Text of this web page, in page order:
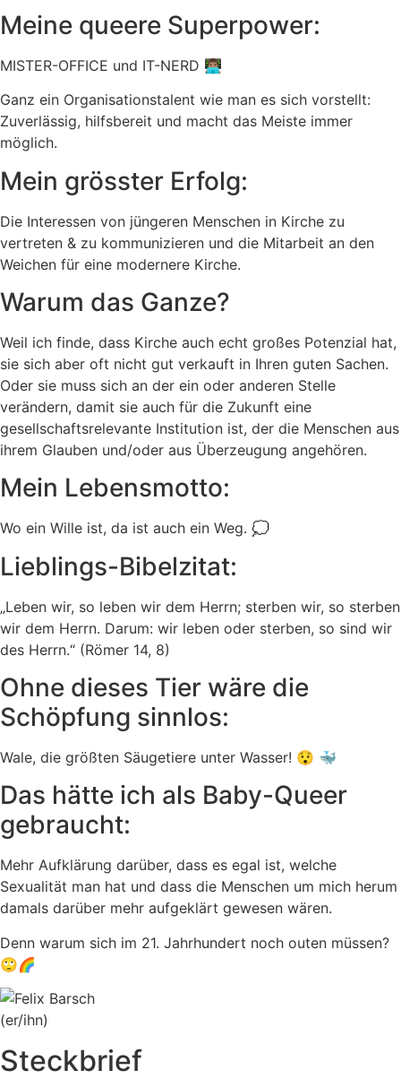
Meine queere Superpower:
MISTER-OFFICE und IT-NERD 👨🏽‍💻
Ganz ein Organisationstalent wie man es sich vorstellt:
Zuverlässig, hilfsbereit und macht das Meiste immer
möglich.
Mein grösster Erfolg:
Die Interessen von jüngeren Menschen in Kirche zu
vertreten & zu kommunizieren und die Mitarbeit an den
Weichen für eine modernere Kirche.
Warum das Ganze?
Weil ich finde, dass Kirche auch echt großes Potenzial hat,
sie sich aber oft nicht gut verkauft in Ihren guten Sachen.
Oder sie muss sich an der ein oder anderen Stelle
verändern, damit sie auch für die Zukunft eine
gesellschaftsrelevante Institution ist, der die Menschen aus
ihrem Glauben und/oder aus Überzeugung angehören.
Mein Lebensmotto:
Wo ein Wille ist, da ist auch ein Weg. 💭
Lieblings-Bibelzitat:
„Leben wir, so leben wir dem Herrn; sterben wir, so sterben
wir dem Herrn. Darum: wir leben oder sterben, so sind wir
des Herrn.“ (Römer 14, 8)
Ohne dieses Tier wäre die
Schöpfung sinnlos:
Wale, die größten Säugetiere unter Wasser! 😯 🐳
Das hätte ich als Baby-Queer
gebraucht:
Mehr Aufklärung darüber, dass es egal ist, welche
Sexualität man hat und dass die Menschen um mich herum
damals darüber mehr aufgeklärt gewesen wären.
Denn warum sich im 21. Jahrhundert noch outen müssen?
🙄🌈
(er/ihn)
Steckbrief